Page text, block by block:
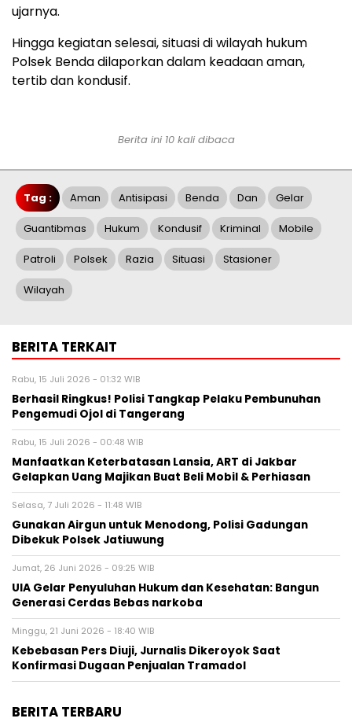
ujarnya.
Hingga kegiatan selesai, situasi di wilayah hukum
Polsek Benda dilaporkan dalam keadaan aman,
tertib dan kondusif.
Berita ini 10 kali dibaca
Tag : Aman Antisipasi Benda Dan Gelar
Guantibmas Hukum Kondusif Kriminal Mobile
Patroli Polsek Razia Situasi Stasioner
Wilayah
BERITA TERKAIT
Rabu, 15 Juli 2026 - 01:32 WIB
Berhasil Ringkus! Polisi Tangkap Pelaku Pembunuhan
Pengemudi Ojol di Tangerang
Rabu, 15 Juli 2026 - 00:48 WIB
Manfaatkan Keterbatasan Lansia, ART di Jakbar
Gelapkan Uang Majikan Buat Beli Mobil & Perhiasan
Selasa, 7 Juli 2026 - 11:48 WIB
Gunakan Airgun untuk Menodong, Polisi Gadungan
Dibekuk Polsek Jatiuwung
Jumat, 26 Juni 2026 - 09:25 WIB
UIA Gelar Penyuluhan Hukum dan Kesehatan: Bangun
Generasi Cerdas Bebas narkoba
Minggu, 21 Juni 2026 - 18:40 WIB
Kebebasan Pers Diuji, Jurnalis Dikeroyok Saat
Konfirmasi Dugaan Penjualan Tramadol
BERITA TERBARU